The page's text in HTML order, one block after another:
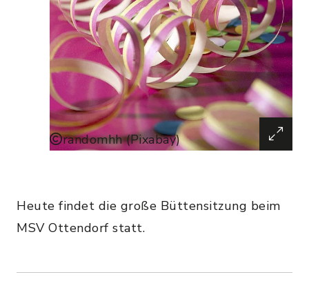
randomhh (Pixabay)
Heute findet die große Büttensitzung beim
MSV Ottendorf statt.